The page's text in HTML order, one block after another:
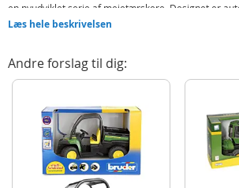
en nyudviklet serie af mejetærskere. Designet er
flotte detaljer.
aftageligt skærebord og anhænger den kan
Førerhus med glas, venstre dør kan åbnes
Klipperenheden har hjul og drives af friktion
Anhængertræk
Indeholder:
Bruder John Deere Mejetærsker T67i
Læs hele beskrivelsen
Andre forslag til dig: